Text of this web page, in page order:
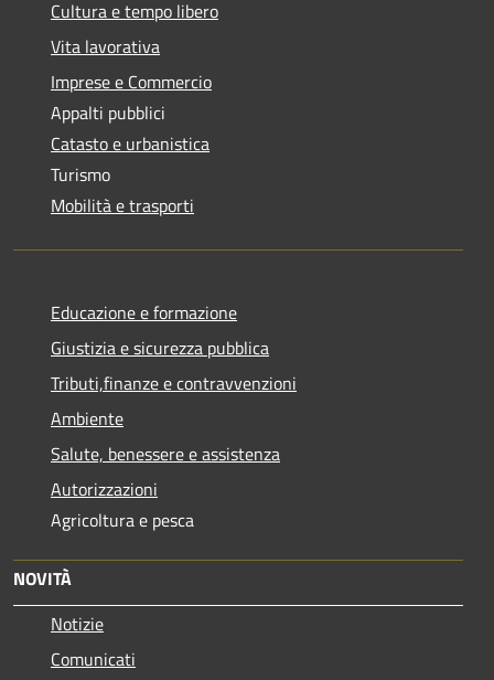
Cultura e tempo libero
Vita lavorativa
Imprese e Commercio
Appalti pubblici
Catasto e urbanistica
Turismo
Mobilità e trasporti
Educazione e formazione
Giustizia e sicurezza pubblica
Tributi,finanze e contravvenzioni
Ambiente
Salute, benessere e assistenza
Autorizzazioni
Agricoltura e pesca
NOVITÀ
Notizie
Comunicati